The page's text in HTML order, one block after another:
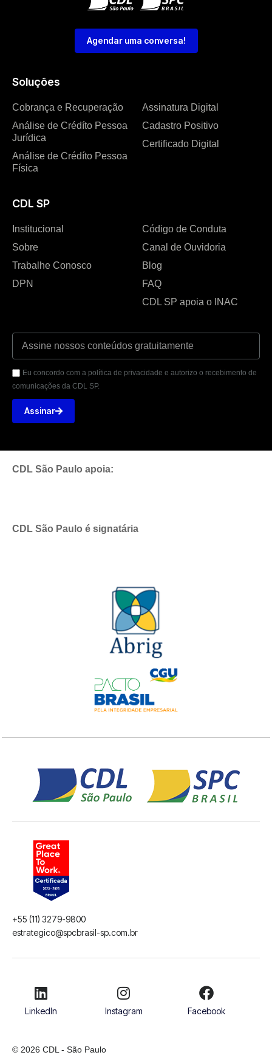
Soluções
Cobrança e Recuperação
Análise de Crédíto Pessoa
Jurídica
Análise de Crédíto Pessoa
Física
Assinatura Digital
Cadastro Positivo
Certificado Digital
CDL SP
Institucional
Sobre
Trabalhe Conosco
DPN
Código de Conduta
Canal de Ouvidoria
Blog
FAQ
CDL SP apoia o INAC
Eu concordo com a política de privacidade e autorizo o recebimento de
comunicações da CDL SP.
Assinar
Agendar uma conversa!
CDL São Paulo apoia:
CDL São Paulo é signatária
+55 (11) 3279-9800
estrategico@spcbrasil-sp.com.br
LinkedIn Instagram Facebook
© 2026 CDL - São Paulo